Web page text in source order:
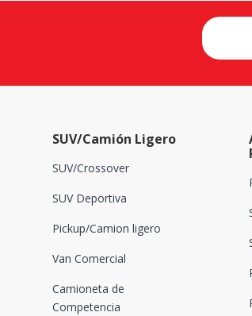
SUV/Camión Ligero
SUV/Crossover
SUV Deportiva
Pickup/Camion ligero
Van Comercial
Camioneta de
Competencia